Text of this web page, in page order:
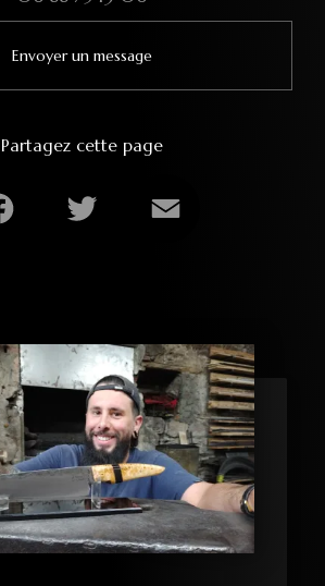
Envoyer un message
Partagez cette page